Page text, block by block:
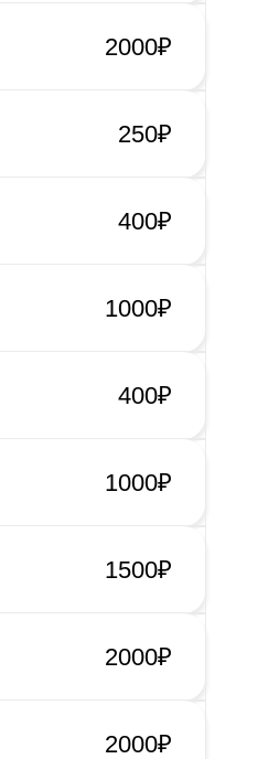
2000₽
250₽
400₽
1000₽
400₽
1000₽
1500₽
2000₽
2000₽